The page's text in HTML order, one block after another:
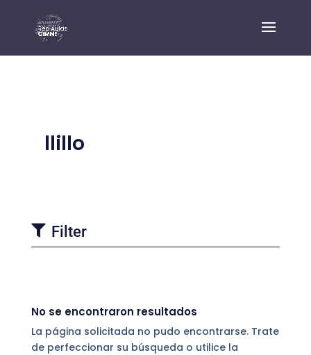
llillo
Filter

No se encontraron resultados
La página solicitada no pudo encontrarse. Trate
de perfeccionar su búsqueda o utilice la